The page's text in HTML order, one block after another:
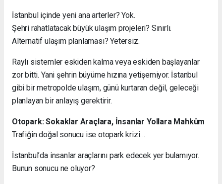
İstanbul içinde yeni ana arterler? Yok.
Şehri rahatlatacak büyük ulaşım projeleri? Sınırlı.
Alternatif ulaşım planlaması? Yetersiz.
Raylı sistemler eskiden kalma veya eskiden başlayanlar
zor bitti. Yani şehrin büyüme hızına yetişemiyor. İstanbul
gibi bir metropolde ulaşım, günü kurtaran değil, geleceği
planlayan bir anlayış gerektirir.
Otopark: Sokaklar Araçlara, İnsanlar Yollara Mahkûm
Trafiğin doğal sonucu ise otopark krizi…
İstanbul’da insanlar araçlarını park edecek yer bulamıyor.
Bunun sonucu ne oluyor?